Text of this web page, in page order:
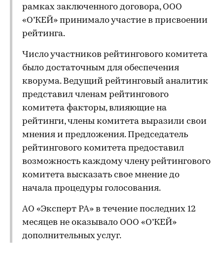
рамках заключенного договора, ООО
«О’КЕЙ» принимало участие в присвоении
рейтинга.
Число участников рейтингового комитета
было достаточным для обеспечения
кворума. Ведущий рейтинговый аналитик
представил членам рейтингового
комитета факторы, влияющие на
рейтинги, члены комитета выразили свои
мнения и предложения. Председатель
рейтингового комитета предоставил
возможность каждому члену рейтингового
комитета высказать свое мнение до
начала процедуры голосования.
АО «Эксперт РА» в течение последних 12
месяцев не оказывало ООО «О’КЕЙ»
дополнительных услуг.